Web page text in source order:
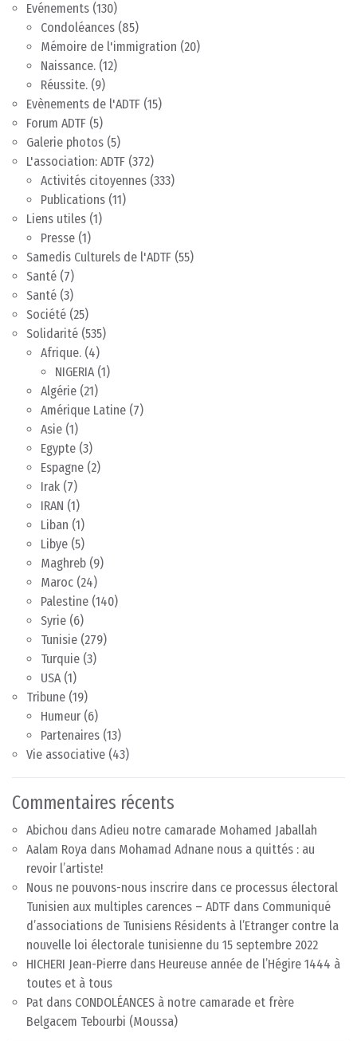
Evénements (130)
Condoléances (85)
Mémoire de l'immigration (20)
Naissance. (12)
Réussite. (9)
Evènements de l'ADTF (15)
Forum ADTF (5)
Galerie photos (5)
L'association: ADTF (372)
Activités citoyennes (333)
Publications (11)
Liens utiles (1)
Presse (1)
Samedis Culturels de l'ADTF (55)
Santé (7)
Santé (3)
Société (25)
Solidarité (535)
Afrique. (4)
NIGERIA(1)
Algérie (21)
Amérique Latine (7)
Asie (1)
Egypte (3)
Espagne (2)
Irak (7)
IRAN (1)
Liban (1)
Libye (5)
Maghreb (9)
Maroc (24)
Palestine (140)
Syrie (6)
Tunisie (279)
Turquie (3)
USA(1)
Tribune (19)
Humeur (6)
Partenaires (13)
Vie associative (43)
Commentaires récents
Abichou dans Adieu notre camarade Mohamed Jaballah
Aalam Roya dans Mohamad Adnane nous a quittés : au
revoir l’artiste!
Nous ne pouvons-nous inscrire dans ce processus électoral
Tunisien aux multiples carences – ADTF dans Communiqué
d’associations de Tunisiens Résidents à l’Etranger contre la
nouvelle loi électorale tunisienne du 15 septembre 2022
HICHERI Jean-Pierre dans Heureuse année de l’Hégire 1444 à
toutes et à tous
Pat dans CONDOLÉANCES à notre camarade et frère
Belgacem Tebourbi (Moussa)